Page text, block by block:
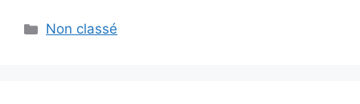
Catégories
Non classé